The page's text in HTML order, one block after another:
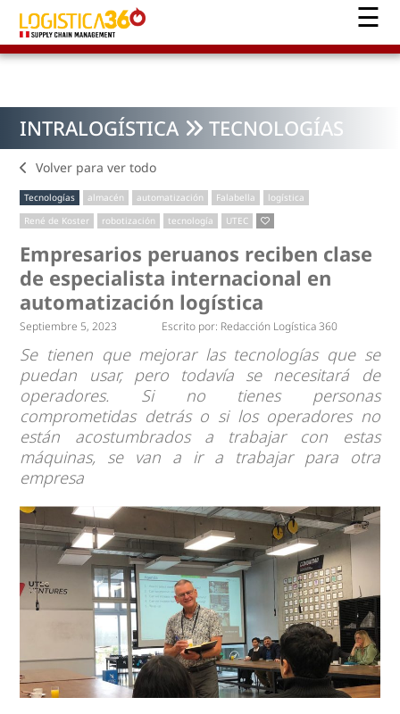
INTRALOGÍSTICA TECNOLOGÍAS
Volver para ver todo
Tecnologías almacén automatización Falabella
logística
René de Koster
robotización tecnología UTEC
Empresarios peruanos reciben clase
de especialista internacional en
automatización logística
Septiembre 5, 2023 Escrito por: Redacción Logística 360
Se tienen que mejorar las tecnologías que se
puedan usar, pero todavía se necesitará de
operadores. Si no tienes personas
comprometidas detrás o si los operadores no
están acostumbrados a trabajar con estas
máquinas, se van a ir a trabajar para otra
empresa